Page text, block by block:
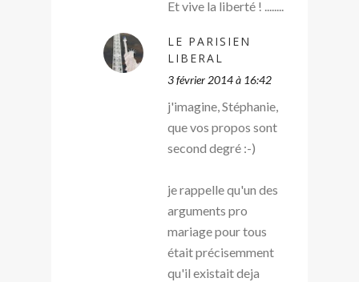
Et vive la liberté ! ........
LE PARISIEN
LIBERAL
3 février 2014 à 16:42
j'imagine, Stéphanie,
que vos propos sont
second degré :-)
je rappelle qu'un des
arguments pro
mariage pour tous
était précisemment
qu'il existait deja